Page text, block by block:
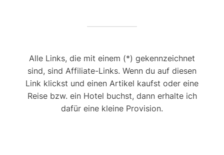
Alle Links, die mit einem (*) gekennzeichnet
sind, sind Affiliate-Links. Wenn du auf diesen
Link klickst und einen Artikel kaufst oder eine
Reise bzw. ein Hotel buchst, dann erhalte ich
dafür eine kleine Provision.